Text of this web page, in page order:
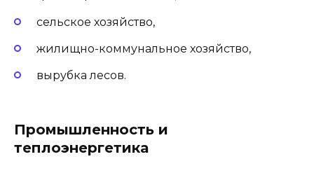
сельское хозяйство,
жилищно-коммунальное хозяйство,
вырубка лесов.
Промышленность и
теплоэнергетика